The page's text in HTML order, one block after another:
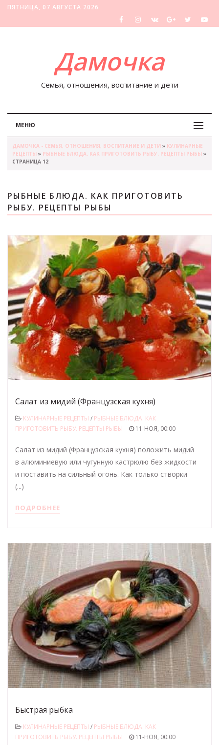
ПЯТНИЦА, 07 АВГУСТА 2026
Дамочка
Семья, отношения, воспитание и дети
МЕНЮ
ДАМОЧКА - СЕМЬЯ, ОТНОШЕНИЯ, ВОСПИТАНИЕ И ДЕТИ » КУЛИНАРНЫЕ
РЕЦЕПТЫ » РЫБНЫЕ БЛЮДА. КАК ПРИГОТОВИТЬ РЫБУ. РЕЦЕПТЫ РЫБЫ »
СТРАНИЦА 12
РЫБНЫЕ БЛЮДА. КАК ПРИГОТОВИТЬ
РЫБУ. РЕЦЕПТЫ РЫБЫ
Салат из мидий (Французская кухня)
КУЛИНАРНЫЕ РЕЦЕПТЫ / РЫБНЫЕ БЛЮДА. КАК
ПРИГОТОВИТЬ РЫБУ. РЕЦЕПТЫ РЫБЫ
11-НОЯ, 00:00
Салат из мидий (Французская кухня) положить мидий
в алюминиевую или чугунную кастрюлю без жидкости
и поставить на сильный огонь. Как только створки
(...)
ПОДРОБНЕЕ
Быстрая рыбка
КУЛИНАРНЫЕ РЕЦЕПТЫ / РЫБНЫЕ БЛЮДА. КАК
ПРИГОТОВИТЬ РЫБУ. РЕЦЕПТЫ РЫБЫ
11-НОЯ, 00:00